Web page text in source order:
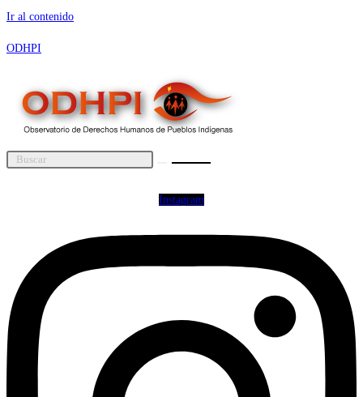
Ir al contenido
ODHPI
Instagram